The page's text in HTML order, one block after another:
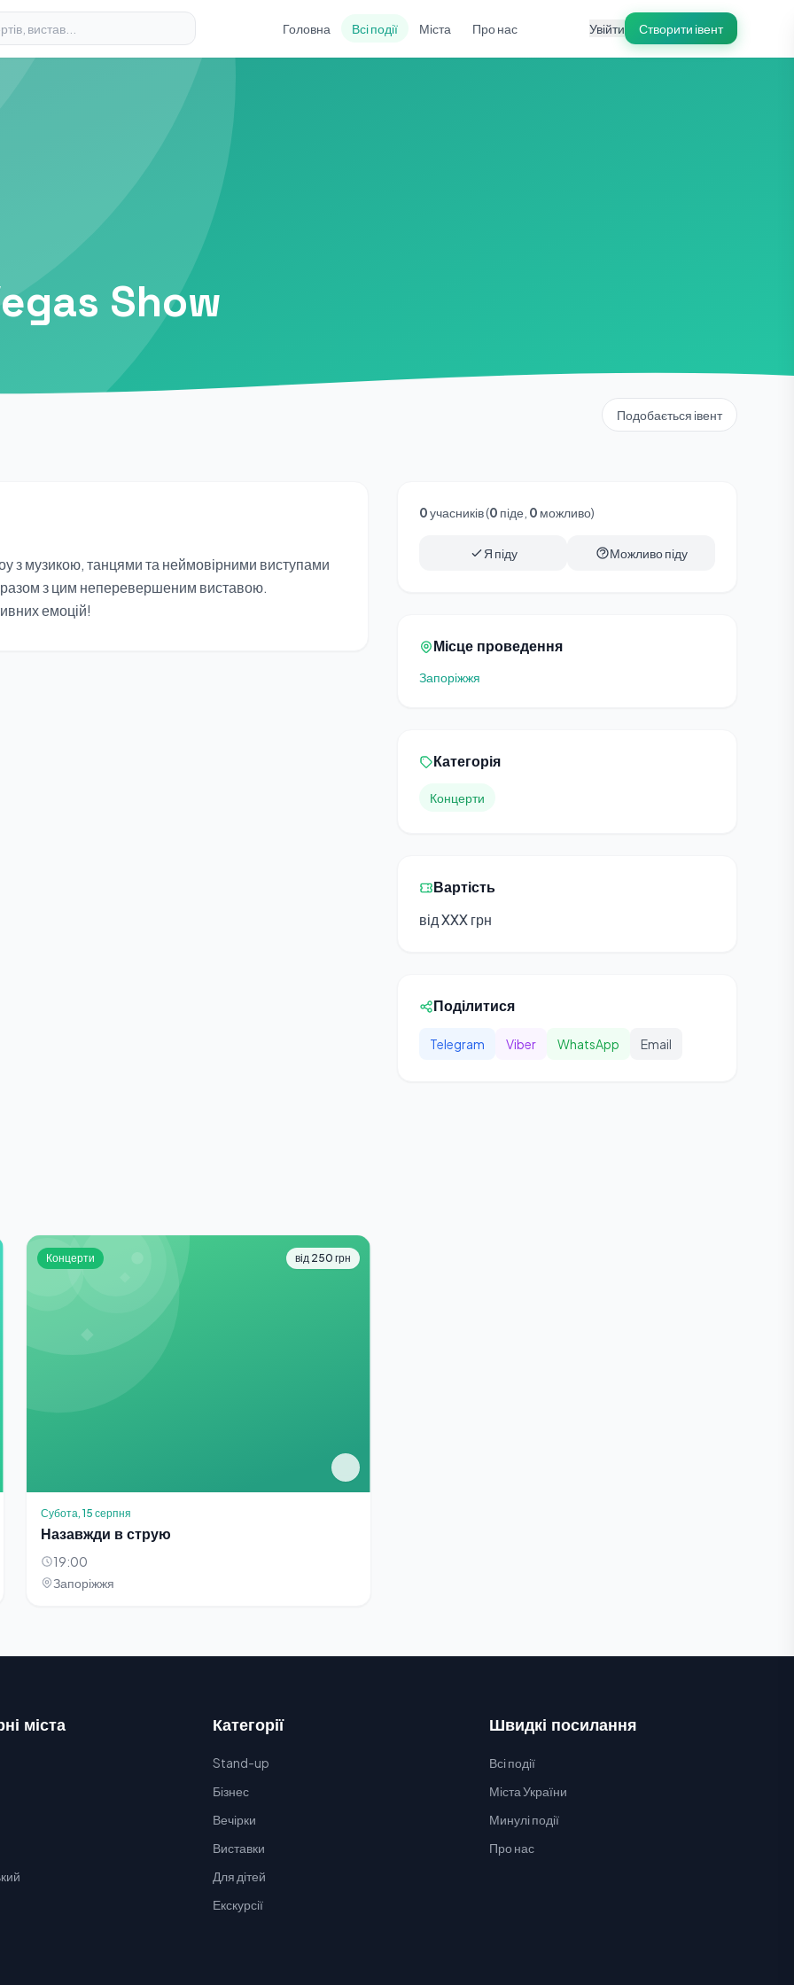
Головна Всі події Міста Про нас Увійти Створити івент
Show
Подобається івент
музикою, танцями та неймовірними виступами
з цим неперевершеним виставою.
емоцій!
0учасників (0 піде, 0 можливо)
Я піду Можливо піду
Місце проведення
Запоріжжя
Категорія
Концерти
Вартість
від XXX грн
Поділитися
Telegram Viber WhatsApp Email
Концерти від 250 грн
Субота, 15 серпня
Назавжди в струю
19:00
Запоріжжя
міста Категорії
Stand-up
Бізнес
Вечірки
Виставки
Для дітей
Екскурсії
Швидкі посилання
Всі події
Міста України
Минулі події
Про нас